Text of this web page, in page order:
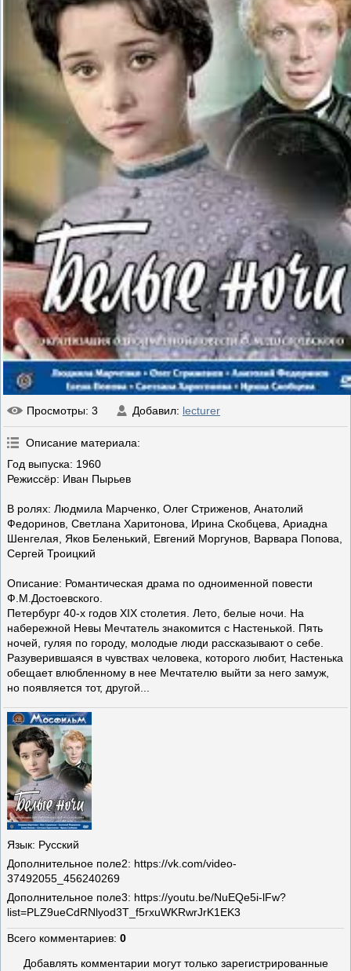
Просмотры: 3 Добавил: lecturer
Описание материала:
Год выпуска: 1960
Режиссёр: Иван Пырьев
В ролях: Людмила Марченко, Олег Стриженов, Анатолий
Федоринов, Светлана Харитонова, Ирина Скобцева, Ариадна
Шенгелая, Яков Беленький, Евгений Моргунов, Варвара Попова,
Сергей Троицкий
Описание: Романтическая драма по одноименной повести
Ф.М.Достоевского.
Петербург 40-х годов XIX столетия. Лето, белые ночи. На
набережной Невы Мечтатель знакомится с Настенькой. Пять
ночей, гуляя по городу, молодые люди рассказывают о себе.
Разуверившаяся в чувствах человека, которого любит, Настенька
обещает влюбленному в нее Мечтателю выйти за него замуж,
но появляется тот, другой...
Язык: Русский
Дополнительное поле2: https://vk.com/video-
37492055_456240269
Дополнительное поле3: https://youtu.be/NuEQe5i-lFw?
list=PLZ9ueCdRNlyod3T_f5rxuWKRwrJrK1EK3
Всего комментариев: 0
Добавлять комментарии могут только зарегистрированные